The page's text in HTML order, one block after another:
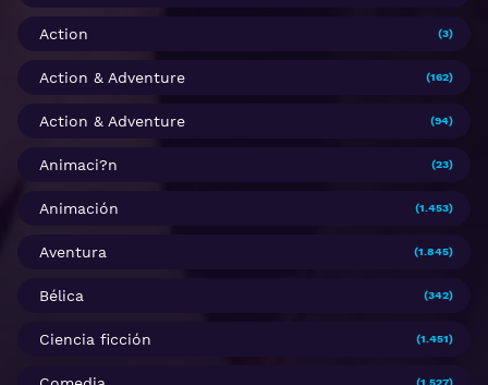
Action (3)
Action & Adventure (162)
Action & Adventure (94)
Animaci?n (23)
Animación (1.453)
Aventura (1.845)
Bélica (342)
Ciencia ficción (1.451)